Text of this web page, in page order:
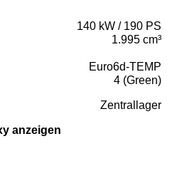
140 kW / 190 PS
1.995 cm³
Euro6d-TEMP
4 (Green)
Zentrallager
anzeigen